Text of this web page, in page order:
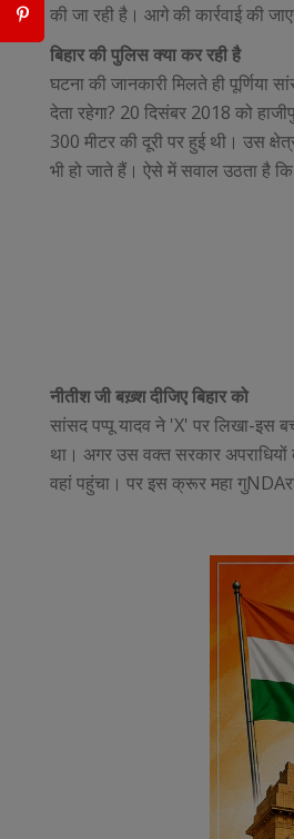
की जा रही है। आगे की कार्रवाई की
बिहार की पुलिस क्या कर रही है
घटना की जानकारी मिलते ही
देता रहेगा? 20 दिसंबर 2018 को
300 मीटर की दूरी पर हुई थी। उस
भी हो जाते हैं। ऐसे में सवाल उठता है
नीतीश जी बख़्श दीजिए बिहार को
सांसद पप्पू यादव ने 'X' पर लिखा-इस
था। अगर उस वक्त सरकार अपराधियों
वहां पहुंचा। पर इस क्रूर महा
Pintrest